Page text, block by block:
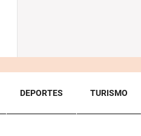
DEPORTES TURISMO